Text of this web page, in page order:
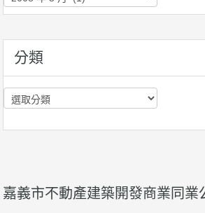
史
分類
分
類
嘉義市不動產建築開發商業同業